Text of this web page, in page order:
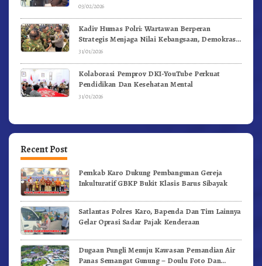
03/02/2026
Kadiv Humas Polri: Wartawan Berperan
Strategis Menjaga Nilai Kebangsaan, Demokrasi,
dan NKRI
31/01/2026
Kolaborasi Pemprov DKI-YouTube Perkuat
Pendidikan Dan Kesehatan Mental
31/01/2026
Recent Post
Pemkab Karo Dukung Pembangunan Gereja
Inkulturatif GBKP Bukit Klasis Barus Sibayak
Satlantas Polres Karo, Bapenda Dan Tim Lainnya
Gelar Oprasi Sadar Pajak Kenderaan
Dugaan Pungli Menuju Kawasan Pemandian Air
Panas Semangat Gunung – Doulu Foto Dan